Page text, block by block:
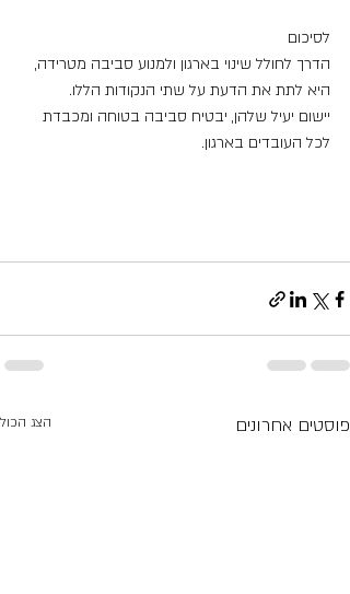
לסיכום
הדרך לחולל שינוי בארגון ולמנוע סביבה מטרידה,
היא לתת את הדעת על שתי הנקודות הללו.
יישום יעיל שלהן, יבטיח סביבה בטוחה ומכבדת
לכל העובדים בארגון.
פוסטים אחרונים הצג הכול